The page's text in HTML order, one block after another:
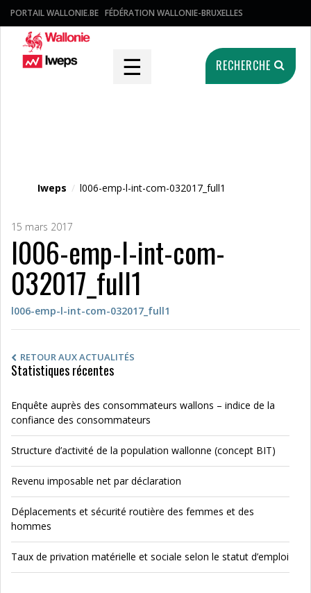
PORTAIL WALLONIE.BE FÉDÉRATION WALLONIE-BRUXELLES
☰ RECHERCHE
Iweps / l006-emp-l-int-com-032017_full1
15 mars 2017
l006-emp-l-int-com-
032017_full1
l006-emp-l-int-com-032017_full1
RETOUR AUX ACTUALITÉS
Statistiques récentes
Enquête auprès des consommateurs wallons – indice de la
confiance des consommateurs
Structure d’activité de la population wallonne (concept BIT)
Revenu imposable net par déclaration
Déplacements et sécurité routière des femmes et des
hommes
Taux de privation matérielle et sociale selon le statut d’emploi